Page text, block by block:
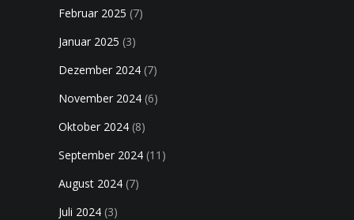
Februar 2025 (7)
Januar 2025 (3)
Dezember 2024 (7)
November 2024 (6)
Oktober 2024 (8)
September 2024 (11)
August 2024 (7)
Juli 2024 (3)